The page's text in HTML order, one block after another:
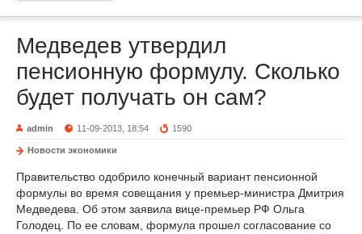
Медведев утвердил
пенсионную формулу. Сколько
будет получать он сам?
admin 11-09-2013, 18:54 1590
Новости экономики
Правительство одобрило конечный вариант пенсионной
формулы во время совещания у премьер-министра Дмитрия
Медведева. Об этом заявила вице-премьер РФ Ольга
Голодец. По ее словам, формула прошел согласование со